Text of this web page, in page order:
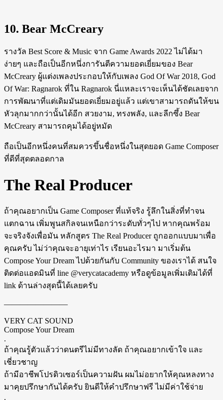
10. Bear McCreary
รางวัล Best Score & Music จาก Game Awards 2022 ไม่ได้มา
ง่ายๆ และถือเป็นอีกหนึ่งการันตีความยอดเยี่ยมของ Bear
McCreary ผู้แต่งเพลงประกอบให้กับเพลง God Of War 2018, God
Of War: Ragnarok ที่ใน Ragnarok นี่แหละเราจะเห็นได้ชัดเลยจาก
การพัฒนาที่แต่เดิมมันยอดเยี่ยมอยู่แล้ว แต่เขาสามารถดันให้ขน
หัวลุกมากกว่านั้นได้อีก สวยงาม, ทรงพลัง, และลีกซึ้ง Bear
McCreary สามารถคุมได้อยู่หมัด
ถือเป็นอีกหนึ่งคนที่สมควรขึ้นชื่อหนึ่งในสุดยอด Game Composer
ที่ดีที่สุดตลอดกาล
The Real Producer
ถ้าคุณอยากเป็น Game Composer ที่แท้จริง รู้ลึกในสิ่งที่ทำจน
แตกฉาน เพิ่มพูนสกิลจนเหนือกว่าระดับทั่วๆไป หากคุณพร้อม
จะจริงจังเพื่อมัน หลักสูตร The Real Producer ถูกออกแบบมาเพื่อ
คุณครับ ไม่ว่าคุณจะอายุเท่าไร เรียนอะไรมา มาเริ่มต้น
Compose Your Dream ไปด้วยกันกับ Community ของเราได้ สนใจ
ติดต่อแอดมินที่ line @verycatacademy หรือดูข้อมูลเพิ่มเติมได้ที่
link ด้านล่างสุดนี้ได้เลยครับ
————————
VERY CAT SOUND
Compose Your Dream
.
ถ้าคุณรู้ตัวแล้วว่าดนตรีไม่มีทางลัด ถ้าคุณอยากเข้าใจ และ
เชี่ยวชาญ
ถ้ามีอาชีพโปรดิวเซอร์เป็นความฝัน ผมไม่อยากให้คุณหลงทาง
มาคุยปรึกษากันได้ครับ ยินดีให้คำปรึกษาฟรี ไม่มีค่าใช้จ่าย
.